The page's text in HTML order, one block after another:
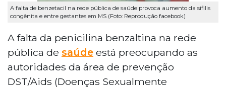
A falta de benzetacil na rede pública de saúde provoca aumento da sífilis
congênita e entre gestantes em MS (Foto: Reprodução facebook)
A falta da penicilina benzaltina na rede
pública de saúde está preocupando as
autoridades da área de prevenção
DST/Aids (Doenças Sexualmente